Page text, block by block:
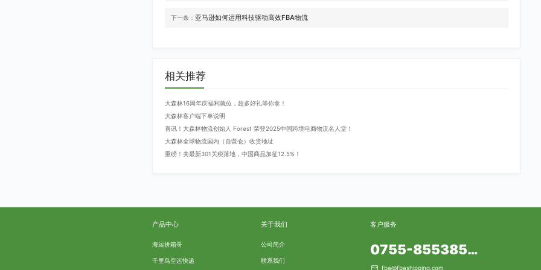
下一条： 亚马逊如何运用科技驱动高效FBA物流
相关推荐
大森林16周年庆福利就位，超多好礼等你拿！
大森林客户端下单说明
喜讯！大森林物流创始人 Forest 荣登2025中国跨境电商物流名人堂！
大森林全球物流国内（自营仓）收货地址
重磅！美最新301关税落地，中国商品加征12.5%！
产品中心
海运拼箱哥
千里鸟空运快递
关于我们
公司简介
联系我们
客户服务
0755-85538553
fba@fbashipping.com